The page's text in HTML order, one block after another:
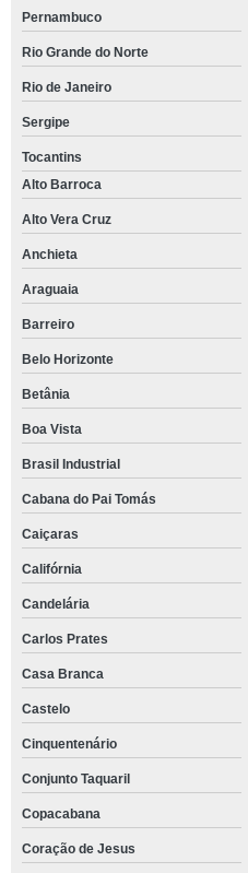
Pernambuco
Rio Grande do Norte
Rio de Janeiro
Sergipe
Tocantins
Alto Barroca
Alto Vera Cruz
Anchieta
Araguaia
Barreiro
Belo Horizonte
Betânia
Boa Vista
Brasil Industrial
Cabana do Pai Tomás
Caiçaras
Califórnia
Candelária
Carlos Prates
Casa Branca
Castelo
Cinquentenário
Conjunto Taquaril
Copacabana
Coração de Jesus